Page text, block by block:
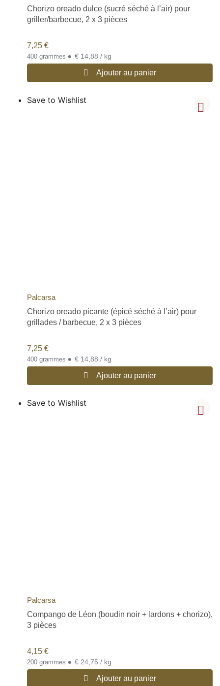
Chorizo oreado dulce (sucré séché à l’air) pour
griller/barbecue, 2 x 3 pièces
7,25 €
400 grammes • € 14,88 / kg
Ajouter au panier
Save to Wishlist
Palcarsa
Chorizo oreado picante (épicé séché à l’air) pour
grillades / barbecue, 2 x 3 pièces
7,25 €
400 grammes • € 14,88 / kg
Ajouter au panier
Save to Wishlist
Palcarsa
Compango de Léon (boudin noir + lardons + chorizo),
3 pièces
4,15 €
200 grammes • € 24,75 / kg
Ajouter au panier